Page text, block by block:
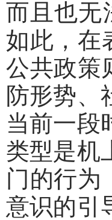
而且也无
如此，在
公共政策
防形势、
当前一段
类型是机
门的行为
意识的引